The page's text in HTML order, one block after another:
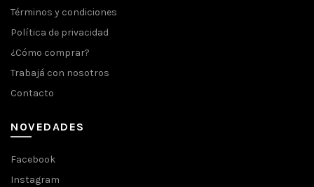
Términos y condiciones
Política de privacidad
¿Cómo comprar?
Trabajá con nosotros
Contacto
NOVEDADES
Facebook
Instagram